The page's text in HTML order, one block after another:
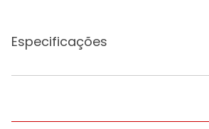
Especificações